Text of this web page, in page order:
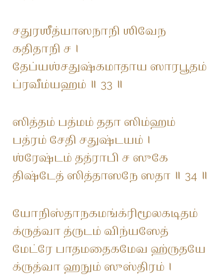
சதுரஶீத்யாஸநாநி ஶிவேந
கதிதாநி ச ।
தேப்யஶ்சதுஷ்கமாதாய ஸாரபூதம்
ப்ரவீம்யஹம் ॥ 33 ॥
ஸித்தம் பத்மம் ததா ஸிம்ஹம்
பத்ரம் சேதி சதுஷ்டயம் ।
ஶ்ரேஷ்டம் தத்ராபி ச ஸுகே
திஷ்டேத் ஸித்தாஸநே ஸதா ॥ 34 ॥
யோநிஸ்தாநகமங்க்ரிமூலகடிதம்
க்ருத்வா த்ருடம் விந்யஸேத்
மேட்ரே பாதமதைகமேவ ஹ்ருதயே
க்ருத்வா ஹநும் ஸுஸ்திரம் ।